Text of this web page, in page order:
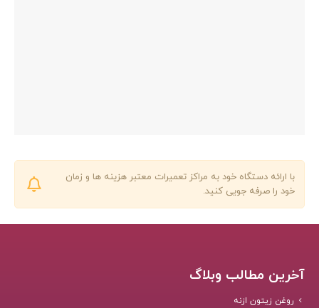
با ارائه دستگاه خود به مراکز تعمیرات معتبر هزینه ها و زمان
خود را صرفه جویی کنید.
آخرین مطالب وبلاگ
روغن زیتون ازنه